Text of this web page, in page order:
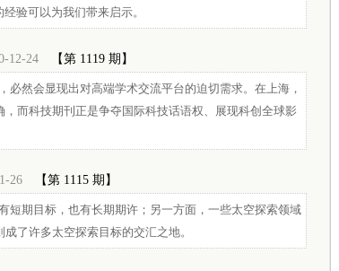
验可以为我们带来启示。
12-24 【第 1119 期】
然会显现出对高端学术交流平台的迫切需求。在上海，
而科技期刊正是争夺国际科技话语权、展现科创全球影
26 【第 1115 期】
短期目标，也有长期期许；另一方面，一些太空探索领域
了许多太空探索目标的交汇之地。